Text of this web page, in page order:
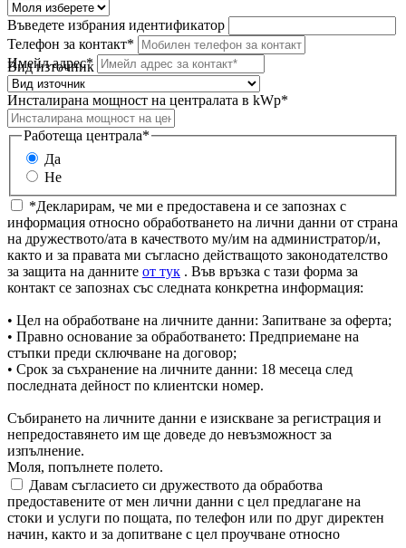
Въведете избрания идентификатор
Телефон за контакт*
Имейл адрес*
Вид източник
Инсталирана мощност на централата в kWp*
Работеща централа*
Да
Не
*Декларирам, че ми е предоставена и се запознах с
информация относно обработването на лични данни от страна
на дружеството/ата в качеството му/им на администратор/и,
както и за правата ми съгласно действащото законодателство
за защита на данните от тук . Във връзка с тази форма за
контакт се запознах със следната конкретна информация:
• Цел на обработване на личните данни: Запитване за оферта;
• Правно основание за обработването: Предприемане на
стъпки преди сключване на договор;
• Срок за съхранение на личните данни: 18 месеца след
последната дейност по клиентски номер.
Събирането на личните данни е изискване за регистрация и
непредоставянето им ще доведе до невъзможност за
изпълнение.
Моля, попълнете полето.
Давам съгласието си дружеството да обработва
предоставените от мен лични данни с цел предлагане на
стоки и услуги по пощата, по телефон или по друг директен
начин, както и за допитване с цел проучване относно